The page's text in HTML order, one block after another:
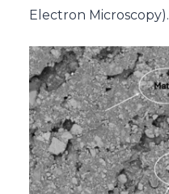
Electron Microscopy).